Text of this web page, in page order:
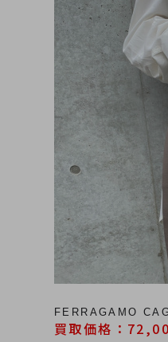
FERRAGAMO
買取価格：